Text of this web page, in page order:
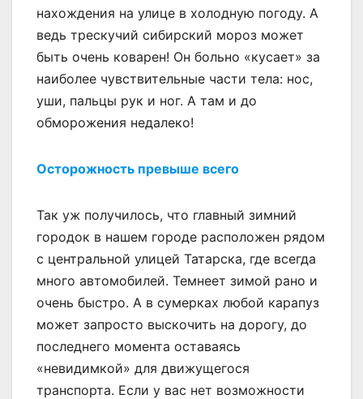
нахождения на улице в холодную погоду. А
ведь трескучий сибирский мороз может
быть очень коварен! Он больно «кусает» за
наиболее чувствительные части тела: нос,
уши, пальцы рук и ног. А там и до
обморожения недалеко!
Осторожность превыше всего
Так уж получилось, что главный зимний
городок в нашем городе расположен рядом
с центральной улицей Татарска, где всегда
много автомобилей. Темнеет зимой рано и
очень быстро. А в сумерках любой карапуз
может запросто выскочить на дорогу, до
последнего момента оставаясь
«невидимкой» для движущегося
транспорта. Если у вас нет возможности